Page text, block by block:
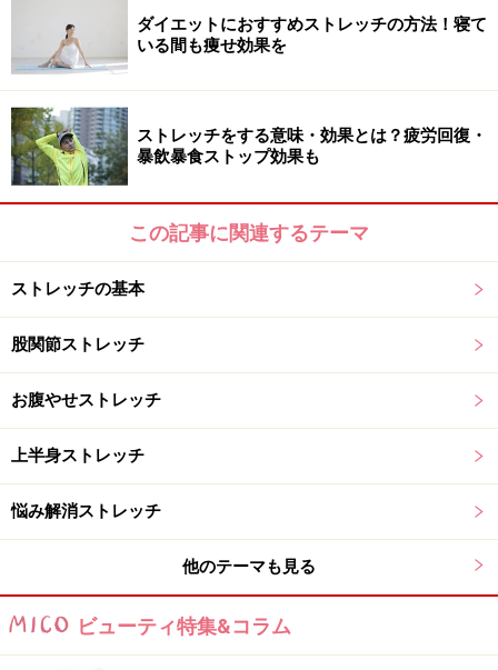
ダイエットにおすすめストレッチの方法！寝て
いる間も痩せ効果を
ストレッチをする意味・効果とは？疲労回復・
暴飲暴食ストップ効果も
この記事に関連するテーマ
ストレッチの基本
股関節ストレッチ
お腹やせストレッチ
上半身ストレッチ
悩み解消ストレッチ
他のテーマも見る
ビューティ特集&コラム